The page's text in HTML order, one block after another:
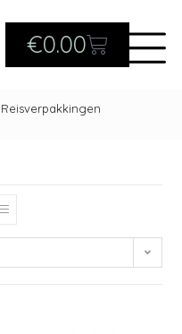
€0.00
Reisverpakkingen